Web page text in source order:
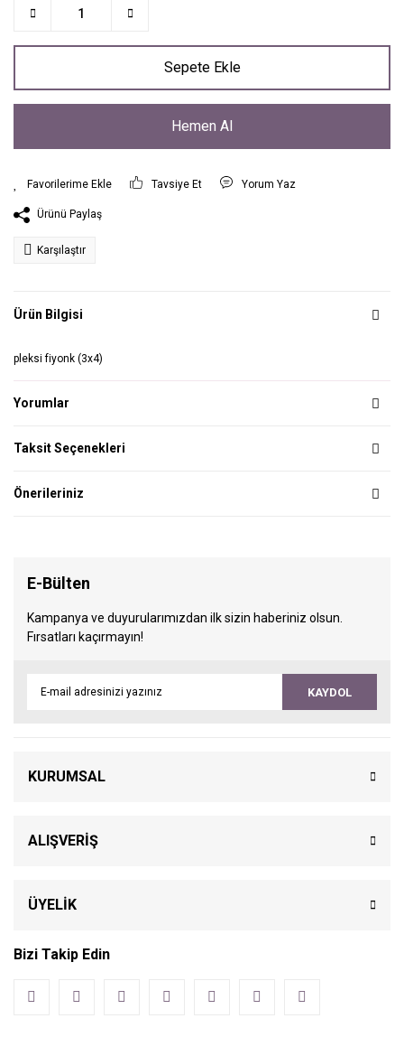
Sepete Ekle
Hemen Al
Tavsiye Et Yorum Yaz
Ürünü Paylaş
Karşılaştır
Ürün Bilgisi
pleksi fiyonk (3x4)
Yorumlar
Taksit Seçenekleri
Önerileriniz
E-Bülten
Kampanya ve duyurularımızdan ilk sizin haberiniz olsun.
Fırsatları kaçırmayın!
KAYDOL
KURUMSAL
ALIŞVERİŞ
ÜYELİK
Bizi Takip Edin